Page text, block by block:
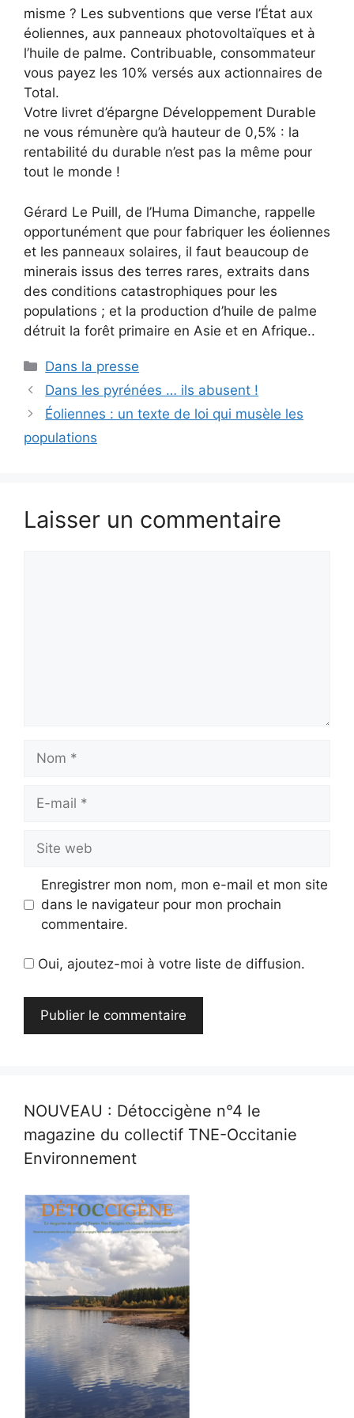
misme ? Les subventions que verse l’État aux
éoliennes, aux panneaux photovoltaïques et à
l’huile de palme. Contribuable, consommateur
vous payez les 10% versés aux actionnaires de
Total.
Votre livret d’épargne Développement Durable
ne vous rémunère qu’à hauteur de 0,5% : la
rentabilité du durable n’est pas la même pour
tout le monde !
Gérard Le Puill, de l’Huma Dimanche, rappelle
opportunément que pour fabriquer les éoliennes
et les panneaux solaires, il faut beaucoup de
minerais issus des terres rares, extraits dans
des conditions catastrophiques pour les
populations ; et la production d’huile de palme
détruit la forêt primaire en Asie et en Afrique..
Catégories
Dans la presse
Dans les pyrénées … ils abusent !
Éoliennes : un texte de loi qui musèle les
populations
Laisser un commentaire
mail
web
Enregistrer mon nom, mon e-mail et mon site
dans le navigateur pour mon prochain
commentaire.
Oui, ajoutez-moi à votre liste de diffusion.
NOUVEAU : Détoccigène n°4 le
magazine du collectif TNE-Occitanie
Environnement